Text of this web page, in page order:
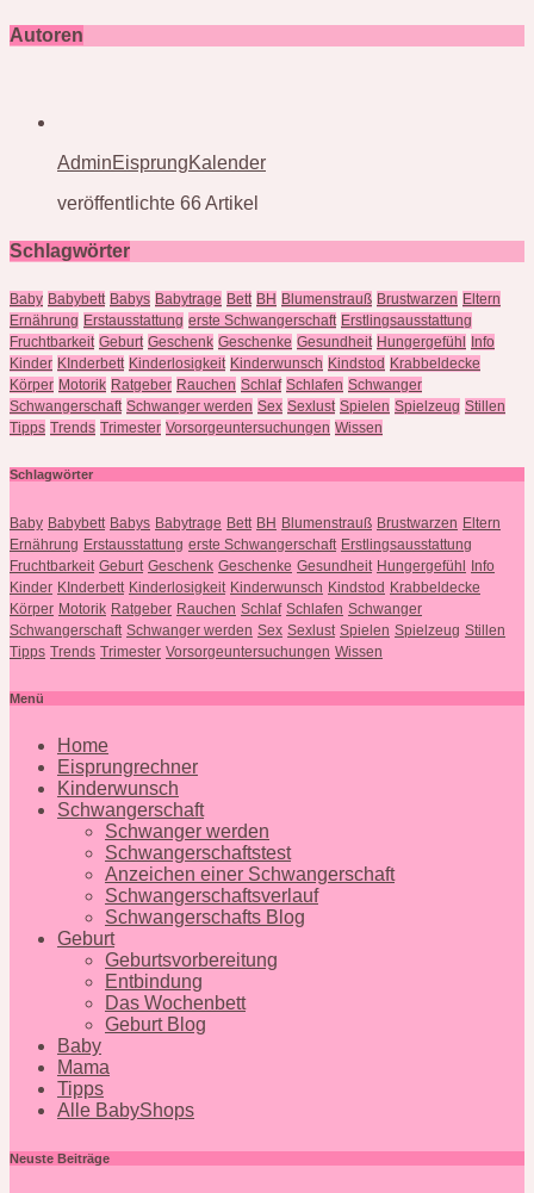
Autoren
AdminEisprungKalender
veröffentlichte 66 Artikel
Schlagwörter
Baby Babybett Babys Babytrage Bett BH Blumenstrauß Brustwarzen Eltern
Ernährung Erstausstattung erste Schwangerschaft Erstlingsausstattung
Fruchtbarkeit Geburt Geschenk Geschenke Gesundheit Hungergefühl Info
Kinder KInderbett Kinderlosigkeit Kinderwunsch Kindstod Krabbeldecke
Körper Motorik Ratgeber Rauchen Schlaf Schlafen Schwanger
Schwangerschaft Schwanger werden Sex Sexlust Spielen Spielzeug Stillen
Tipps Trends Trimester Vorsorgeuntersuchungen Wissen
Schlagwörter
Baby Babybett Babys Babytrage Bett BH Blumenstrauß Brustwarzen Eltern
Ernährung Erstausstattung erste Schwangerschaft Erstlingsausstattung
Fruchtbarkeit Geburt Geschenk Geschenke Gesundheit Hungergefühl Info
Kinder KInderbett Kinderlosigkeit Kinderwunsch Kindstod Krabbeldecke
Körper Motorik Ratgeber Rauchen Schlaf Schlafen Schwanger
Schwangerschaft Schwanger werden Sex Sexlust Spielen Spielzeug Stillen
Tipps Trends Trimester Vorsorgeuntersuchungen Wissen
Menü
Home
Eisprungrechner
Kinderwunsch
Schwangerschaft
Schwanger werden
Schwangerschaftstest
Anzeichen einer Schwangerschaft
Schwangerschaftsverlauf
Schwangerschafts Blog
Geburt
Geburtsvorbereitung
Entbindung
Das Wochenbett
Geburt Blog
Baby
Mama
Tipps
Alle BabyShops
Neuste Beiträge